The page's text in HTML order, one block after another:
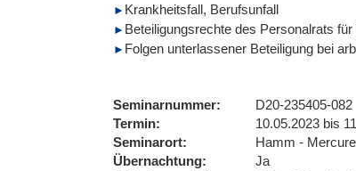
Krankheitsfall, Berufsunfall
Beteiligungsrechte des Personalrats für
Folgen unterlassener Beteiligung bei
Seminarnummer
D20-235405-082
Termin
10.05.2023 bis
Seminarort
Hamm -
Übernachtung
Ja